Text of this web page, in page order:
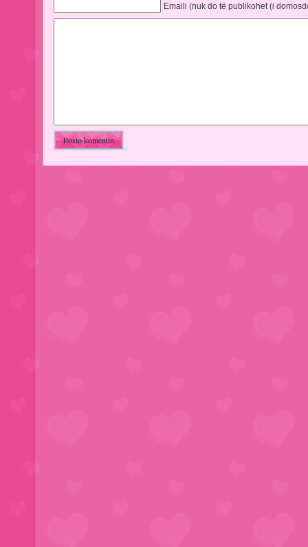
Emaili (nuk do të publikohet (i